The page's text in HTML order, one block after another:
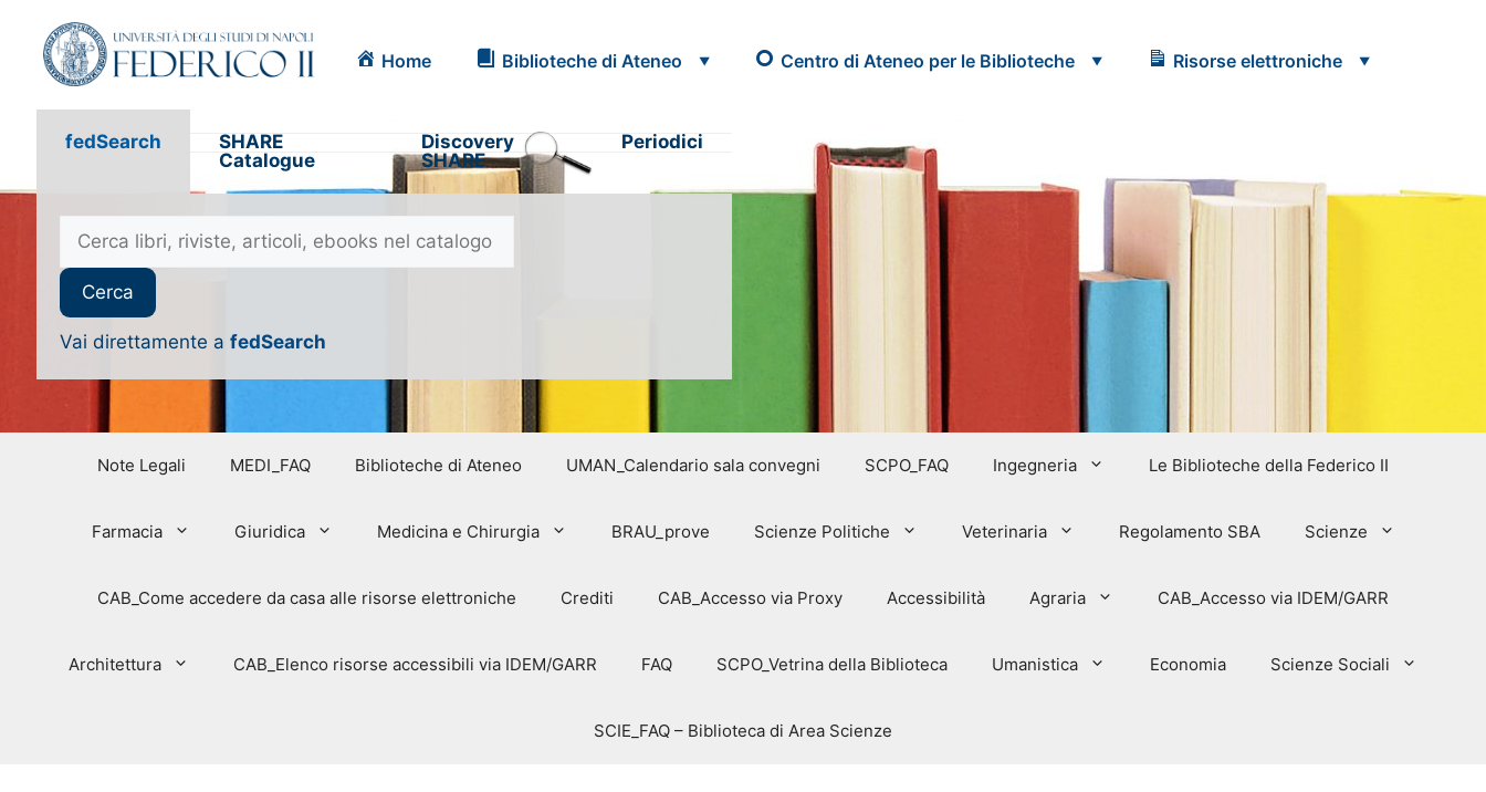
Home Biblioteche di Ateneo Centro di Ateneo per le Biblioteche Risorse elettroniche
fedSearch
SHARE
Catalogue
Discovery
SHARE
Periodici
Vai direttamente a fedSearch
Note Legali MEDI_FAQ Biblioteche di Ateneo UMAN_Calendario sala convegni SCPO_FAQ Ingegneria Le Biblioteche della Federico II
Farmacia Giuridica Medicina e Chirurgia BRAU_prove Scienze Politiche Veterinaria Regolamento SBA Scienze
CAB_Come accedere da casa alle risorse elettroniche Crediti CAB_Accesso via Proxy Accessibilità Agraria CAB_Accesso via IDEM/GARR
Architettura CAB_Elenco risorse accessibili via IDEM/GARR FAQ SCPO_Vetrina della Biblioteca Umanistica Economia Scienze Sociali
SCIE_FAQ – Biblioteca di Area Scienze